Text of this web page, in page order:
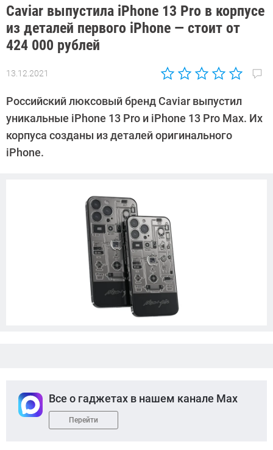
Caviar выпустила iPhone 13 Pro в корпусе
из деталей первого iPhone — стоит от
424 000 рублей
13.12.2021
Автор:
Калашников
Российский люксовый бренд Caviar выпустил
уникальные iPhone 13 Pro и iPhone 13 Pro Max. Их
корпуса созданы из деталей оригинального
iPhone.
Все о гаджетах в нашем канале Max
Перейти